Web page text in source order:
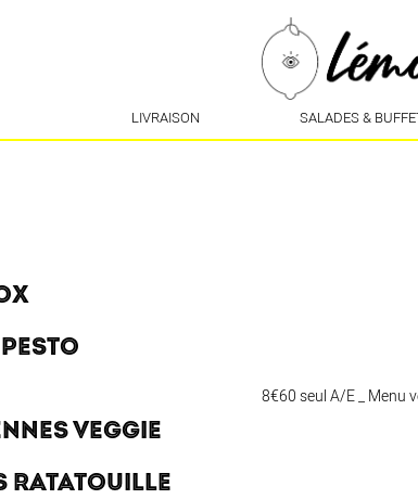
LIVRAISON SALADES &
8€60 seul A/E _ Menu
VEGGIE
RATATOUILLE